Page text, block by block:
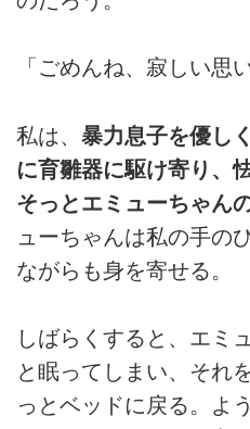
「ごめんね、寂しい思
私は、 暴力息子を優し
に育雛器に駆け寄り、
そっとエミューちゃん
ューちゃんは私の手の
ながらも身を寄せる。
しばらくすると、エミ
と眠ってしまい、それ
っとベッドに戻る。